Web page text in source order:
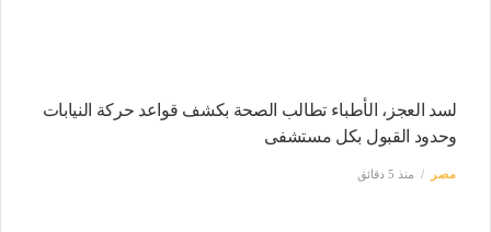
لسد العجز، الأطباء تطالب الصحة بكشف قواعد حركة النيابات
وحدود القبول بكل مستشفى
مصر منذ 5 دقائق